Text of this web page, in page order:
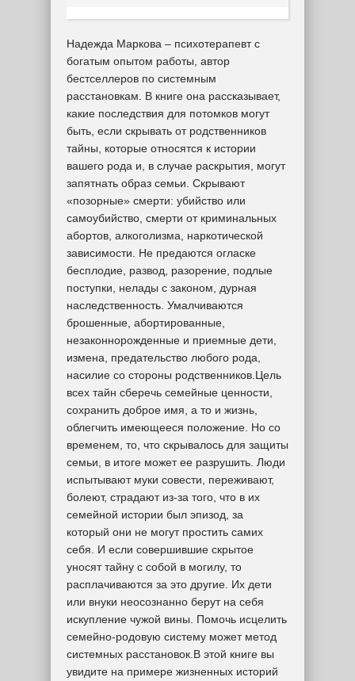
Надежда Маркова – психотерапевт с
богатым опытом работы, автор
бестселлеров по системным
расстановкам. В книге она рассказывает,
какие последствия для потомков могут
быть, если скрывать от родственников
тайны, которые относятся к истории
вашего рода и, в случае раскрытия, могут
запятнать образ семьи. Скрывают
«позорные» смерти: убийство или
самоубийство, смерти от криминальных
абортов, алкоголизма, наркотической
зависимости. Не предаются огласке
бесплодие, развод, разорение, подлые
поступки, нелады с законом, дурная
наследственность. Умалчиваются
брошенные, абортированные,
незаконнорожденные и приемные дети,
измена, предательство любого рода,
насилие со стороны родственников.Цель
всех тайн сберечь семейные ценности,
сохранить доброе имя, а то и жизнь,
облегчить имеющееся положение. Но со
временем, то, что скрывалось для защиты
семьи, в итоге может ее разрушить. Люди
испытывают муки совести, переживают,
болеют, страдают из-за того, что в их
семейной истории был эпизод, за
который они не могут простить самих
себя. И если совершившие скрытое
уносят тайну с собой в могилу, то
расплачиваются за это другие. Их дети
или внуки неосознанно берут на себя
искупление чужой вины. Помочь исцелить
семейно-родовую систему может метод
системных расстановок.В этой книге вы
увидите на примере жизненных историй